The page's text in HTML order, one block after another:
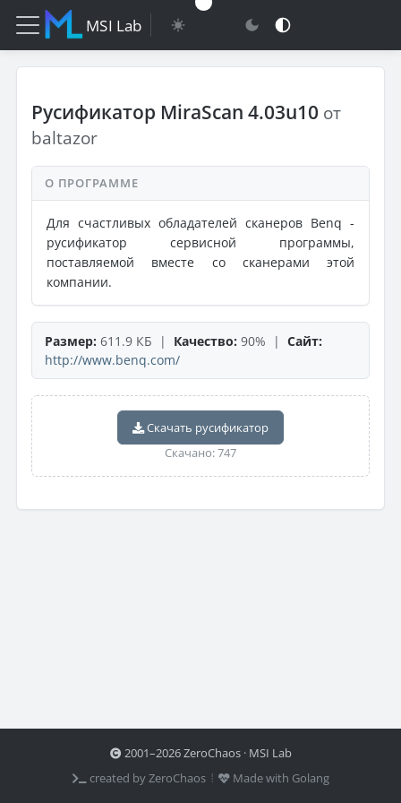
MSI Lab
Русификатор MiraScan 4.03u10 от
baltazor
О ПРОГРАММЕ
Для счастливых обладателей сканеров Benq -
русификатор сервисной программы,
поставляемой вместе со сканерами этой
компании.
Размер: 611.9 КБ | Качество: 90% | Сайт:
http://www.benq.com/
Скачать русификатор
Скачано: 747
2001–2026 ZeroChaos · MSI Lab
created by ZeroChaos ⦙
Made with Golang